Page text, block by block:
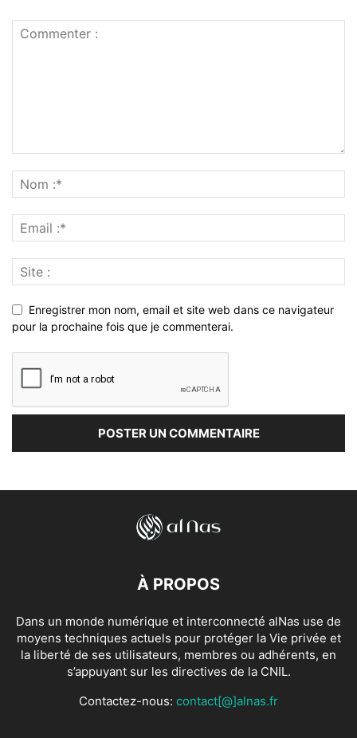
Enregistrer mon nom, email et site web dans ce navigateur
pour la prochaine fois que je commenterai.
À PROPOS
Dans un monde numérique et interconnecté alNas use de
moyens techniques actuels pour protéger la Vie privée et
la liberté de ses utilisateurs, membres ou adhérents, en
s’appuyant sur les directives de la CNIL.
Contactez-nous: contact[@]alnas.fr